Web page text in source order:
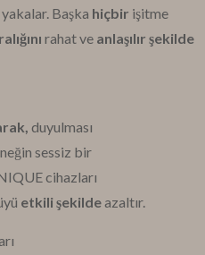
Başka hiçbir işitme
rahat ve anlaşılır şekilde
duyulması
sessiz bir
cihazları
etkili şekildeazaltır.